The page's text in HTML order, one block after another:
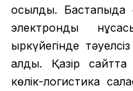
қосылды.
электронды
қыркүйегінде
алды. Қазір сайтта
көлік-логистика